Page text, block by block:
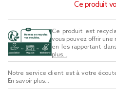
Ce produit
Ce produit est
vous pouvez offrir
en les rapportant
plus....
Notre service client est à votre
En savoir plus...